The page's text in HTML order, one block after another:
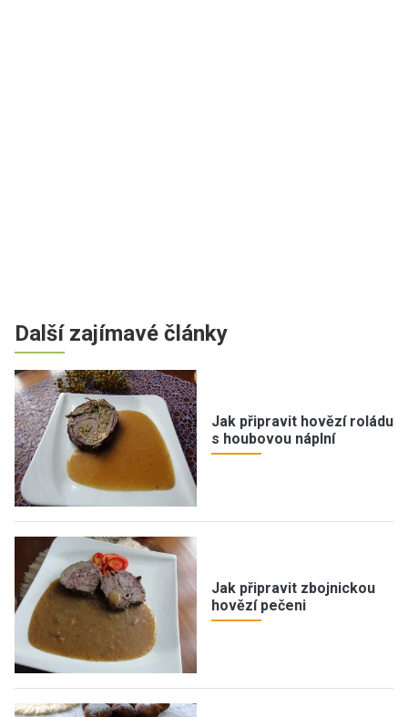
Další zajímavé články
Jak připravit hovězí roládu
s houbovou náplní
Jak připravit zbojnickou
hovězí pečeni